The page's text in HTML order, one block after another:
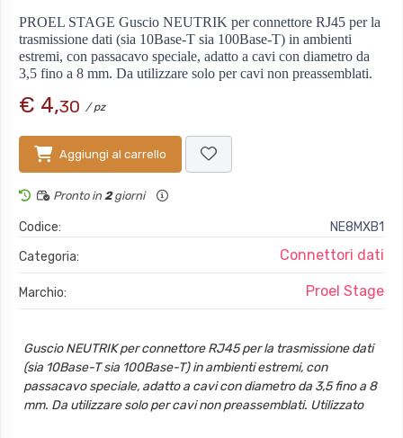
PROEL STAGE Guscio NEUTRIK per connettore RJ45 per la
trasmissione dati (sia 10Base-T sia 100Base-T) in ambienti
estremi, con passacavo speciale, adatto a cavi con diametro da
3,5 fino a 8 mm. Da utilizzare solo per cavi non preassemblati.
€ 4,30 / pz
Aggiungi al carrello
Pronto in 2giorni
Codice:
NE8MXB1
Categoria:
Connettori dati
Marchio: Proel Stage
Guscio NEUTRIK per connettore RJ45 per la trasmissione dati
(sia 10Base-T sia 100Base-T) in ambienti estremi, con
passacavo speciale, adatto a cavi con diametro da 3,5 fino a 8
mm. Da utilizzare solo per cavi non preassemblati. Utilizzato